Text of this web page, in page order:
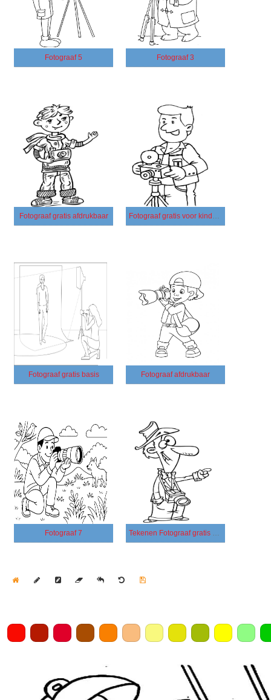
Fotograaf 5 Fotograaf 3
Fotograaf gratis afdrukbaar Fotograaf gratis voor kinderen
Fotograaf gratis basis Fotograaf afdrukbaar
Fotograaf 7 Tekenen Fotograaf gratis basis